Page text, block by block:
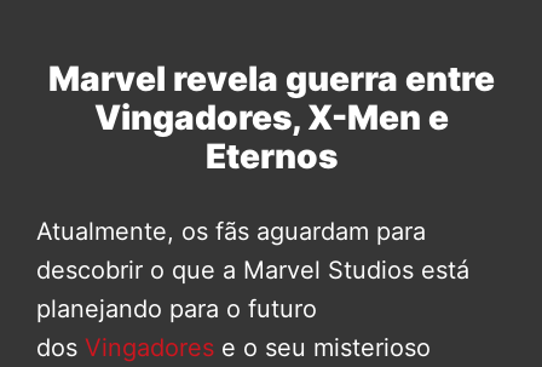
Marvel revela guerra entre
Vingadores, X-Men e
Eternos
Atualmente, os fãs aguardam para
descobrir o que a Marvel Studios está
planejando para o futuro
dos Vingadores e o seu misterioso